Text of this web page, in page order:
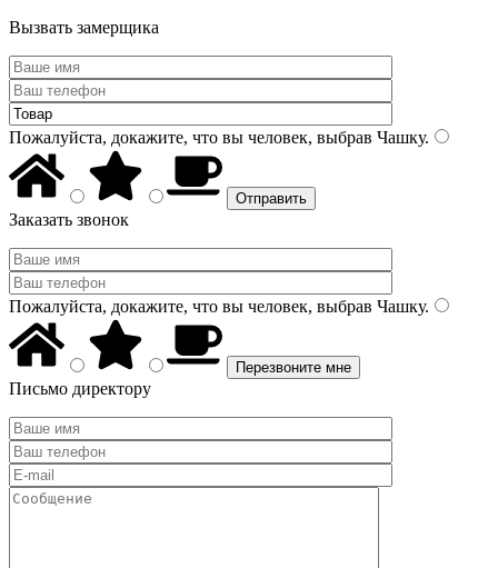
Вызвать замерщика
Пожалуйста, докажите, что вы человек, выбрав Чашку.
Заказать звонок
Пожалуйста, докажите, что вы человек, выбрав Чашку.
Письмо директору